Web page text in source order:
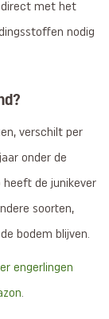
direct met het
nodig
verschilt per
onder de
heeft de junikever
soorten,
bodem blijven.
engerlingen
.